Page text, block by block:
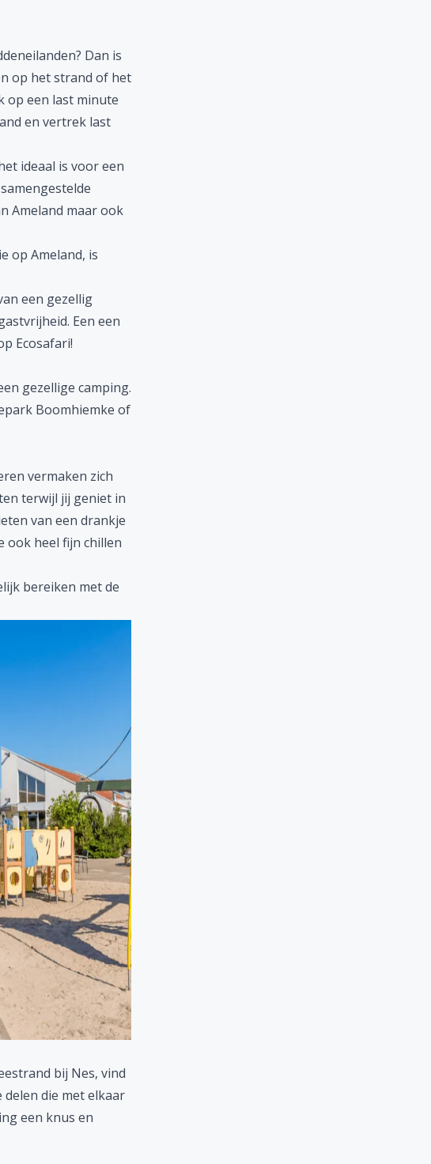
? Dan is
op het strand of het
op een last minute
en vertrek last
ideaal is voor een
Ameland maar ook
op Ameland, is
een gezellig
Een een
Ecosafari!
gezellige camping.
Boomhiemke of
vermaken zich
terwijl jij geniet in
van een drankje
ook heel fijn chillen
bereiken met de
bij Nes, vind
die met elkaar
een knus en